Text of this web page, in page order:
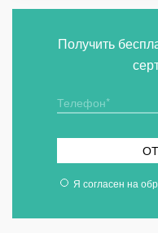
Получить
Я согласен на